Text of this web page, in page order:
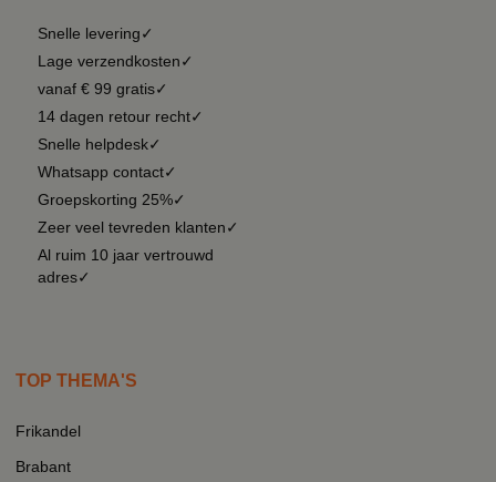
Snelle levering✓
Lage verzendkosten✓
vanaf € 99 gratis✓
14 dagen retour recht✓
Snelle helpdesk✓
Whatsapp contact✓
Groepskorting 25%✓
Zeer veel tevreden klanten✓
Al ruim 10 jaar vertrouwd
adres✓
TOP THEMA'S
Frikandel
Brabant